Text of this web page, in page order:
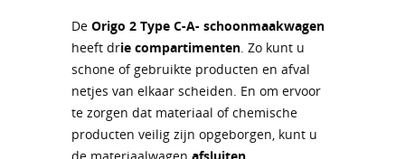
De Origo 2 Type C-A- schoonmaakwagen
heeft drie compartimenten. Zo kunt u
schone of gebruikte producten en afval
netjes van elkaar scheiden. En om ervoor
te zorgen dat materiaal of chemische
producten veilig zijn opgeborgen, kunt u